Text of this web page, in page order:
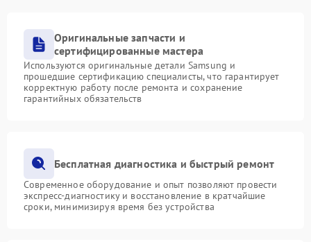
Оригинальные запчасти и
сертифицированные мастера
Используются оригинальные детали Samsung и
прошедшие сертификацию специалисты, что гарантирует
корректную работу после ремонта и сохранение
гарантийных обязательств
Бесплатная диагностика и быстрый ремонт
Современное оборудование и опыт позволяют провести
экспресс-диагностику и восстановление в кратчайшие
сроки, минимизируя время без устройства